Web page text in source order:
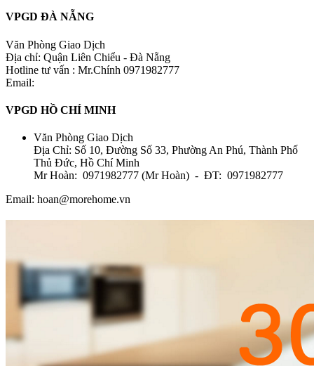
VPGD ĐÀ NẴNG
Văn Phòng Giao Dịch
Địa chỉ: Quận Liên Chiểu - Đà Nẵng
Hotline tư vấn : Mr.Chính 0971982777
Email:
VPGD HỒ CHÍ MINH
Văn Phòng Giao Dịch
Địa Chỉ: Số 10, Đường Số 33, Phường An Phú, Thành Phố
Thủ Đức, Hồ Chí Minh
Mr Hoàn: 0971982777 (Mr Hoàn) - ĐT: 0971982777
Email: hoan@morehome.vn